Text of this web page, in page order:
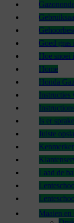
Goed gras
Hoe snoei
Home
Honda
Instructies
Is er
Juiste
Laad de
Maaien